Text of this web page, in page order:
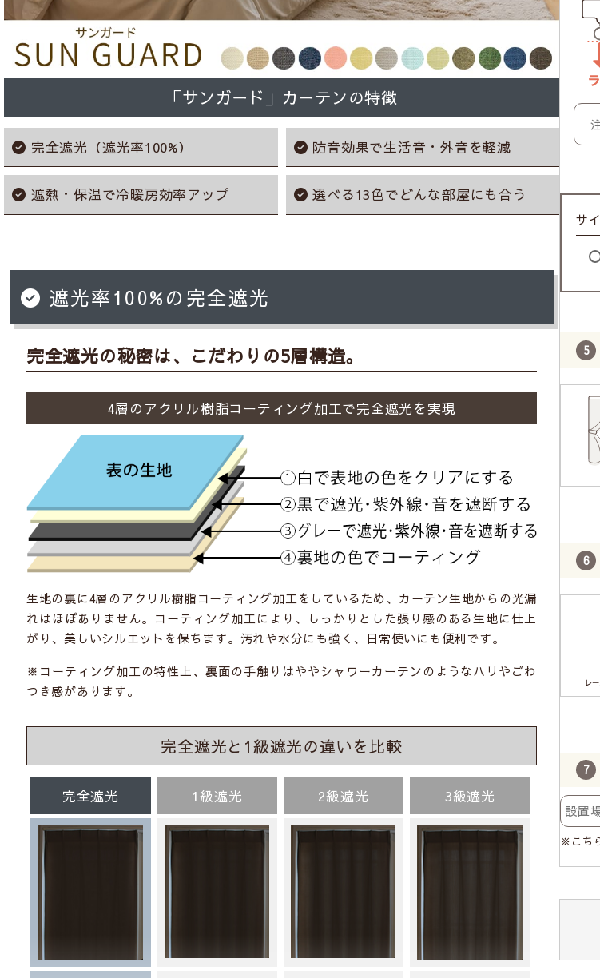
「サンガード」カーテンの特徴
完全遮光（遮光率100%） 防音効果で生活音・外音を軽減
遮熱・保温で冷暖房効率アップ 選べる13色でどんな部屋にも合う
遮光率100%の完全遮光
完全遮光の秘密は、こだわりの5層構造。
4層のアクリル樹脂コーティング加工で完全遮光を実現
生地の裏に4層のアクリル樹脂コーティング加工をしているため、カーテン生地からの光漏
れはほぼありません。コーティング加工により、しっかりとした張り感のある生地に仕上
がり、美しいシルエットを保ちます。汚れや水分にも強く、日常使いにも便利です。
※コーティング加工の特性上、裏面の手触りはややシャワーカーテンのようなハリやごわ
つき感があります。
完全遮光と1級遮光の違いを比較
完全遮光 1級遮光 2級遮光 3級遮光
サ
※こち